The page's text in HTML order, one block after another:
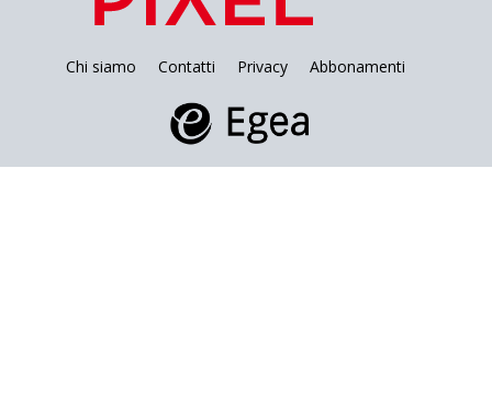
Chi siamo Contatti Privacy Abbonamenti